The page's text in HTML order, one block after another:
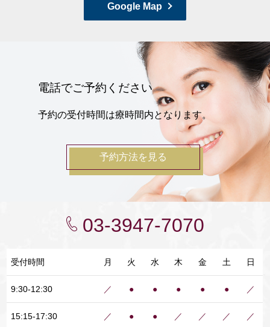
Google Map
電話でご予約ください
予約の受付時間は療時間内となります。
予約方法を見る
03-3947-7070
受付時間 月 火 水 木 金 土 日
9:30-12:30 ／ ● ● ● ● ● ／
15:15-17:30 ／ ● ● ／ ／ ／ ／